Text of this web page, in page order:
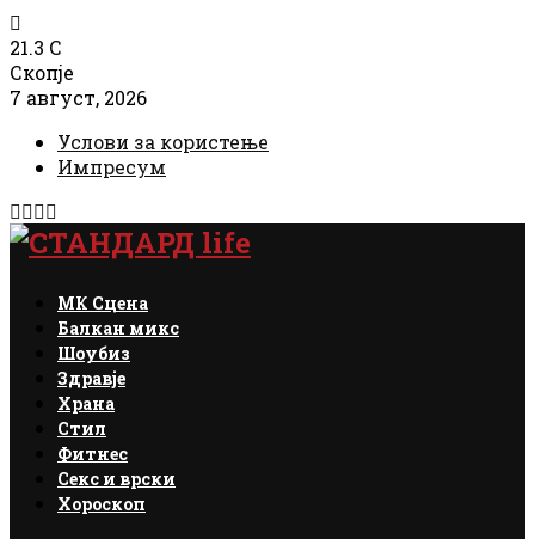
21.3 C
Скопје
7 август, 2026
Услови за користење
Импресум
Facebook
Instagram
Email
МК Сцена
Балкан микс
Шоубиз
Здравје
Храна
Стил
Фитнес
Секс и врски
Хороскоп